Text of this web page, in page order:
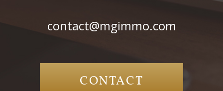
contact@mgimmo.com
CONTACT